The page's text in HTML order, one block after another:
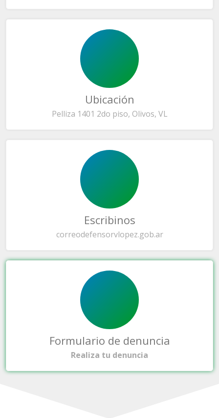
Ubicación
Pelliza 1401 2do piso, Olivos, VL
Escribinos
correodefensorvlopez.gob.ar
Formulario de denuncia
Realiza tu denuncia